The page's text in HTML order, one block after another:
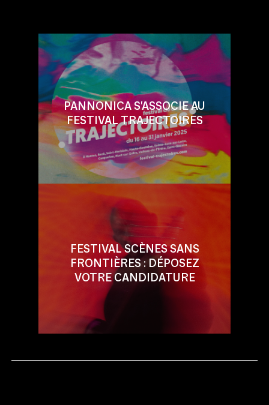
PANNONICA S'ASSOCIE AU
FESTIVAL TRAJECTOIRES
FESTIVAL SCÈNES SANS
FRONTIÈRES : DÉPOSEZ
VOTRE CANDIDATURE